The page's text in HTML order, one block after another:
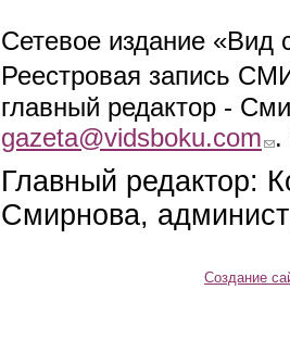
Сетевое издание «Вид
Реестровая запись
главный редактор -
gazeta@vidsboku.com (link
.
Главный редактор:
Смирнова,
Создание